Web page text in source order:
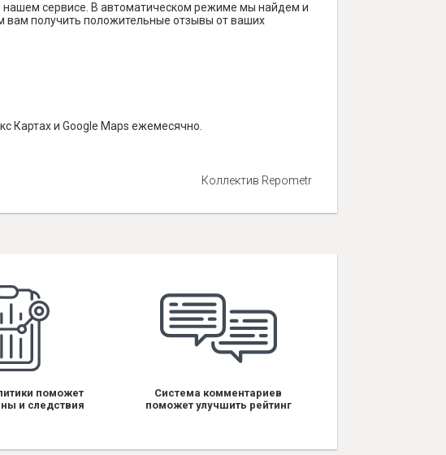
сервисе. В автоматическом режиме мы найдем и
вам получить положительные отзывы от ваших
Картах и Google Maps ежемесячно.
Коллектив Repometr
поможет
и следствия
Система комментариев
поможет улучшить рейтинг